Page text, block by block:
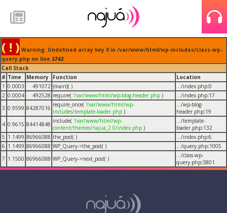
( ! ) Warning: Undefined array key 0 in /var/www/html/wp-includes/class-wp-
query.php on line 3742
Call Stack
# Time Memory Function
Location
1 0.0003 491072 {main}( ) .../index.php:0
2 0.0004 492528 require( '/var/www/html/wp-blog-header.php ) .../index.php:17
3 0.9599 84287016 require_once( '/var/www/html/wp-
includes/template-loader.php )
.../wp-blog-
header.php:19
4 0.9615 84414848 include( '/var/www/html/wp-
content/themes/najua_2.0/index.php )
.../template-
loader.php:132
5 1.1499 86966088 the_post( ) .../index.php:6
6 1.1499 86966088 WP_Query->the_post( ) .../query.php:1005
7 1.1500 86966088 WP_Query->next_post( )
.../class-wp-
query.php:3801